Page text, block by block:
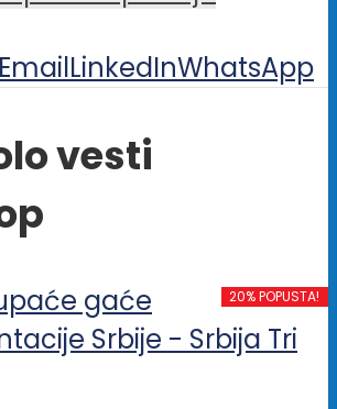
EmailLinkedInWhatsApp
vesti
20% POPUSTA!